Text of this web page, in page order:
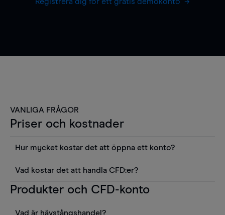
VANLIGA FRÅGOR
Priser och kostnader
Hur mycket kostar det att öppna ett konto?
använda sådana verktyg som diagram, Reuters
aktierapporter utan kostnad.
Vad kostar det att handla CFD:er?
Det är en rad kostnader att tänka på när man
innehavskostnader (för positioner som hålls öppna
Produkter och CFD-konto
Vad är hävstångshandel?